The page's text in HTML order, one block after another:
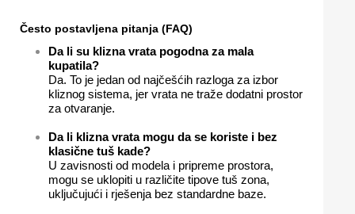
Često postavljena pitanja (FAQ)
Da li su klizna vrata pogodna za mala
kupatila?
Da. To je jedan od najčešćih razloga za izbor
kliznog sistema, jer vrata ne traže dodatni prostor
za otvaranje.
Da li klizna vrata mogu da se koriste i bez
klasične tuš kade?
U zavisnosti od modela i pripreme prostora,
mogu se uklopiti u različite tipove tuš zona,
uključujući i rješenja bez standardne baze.